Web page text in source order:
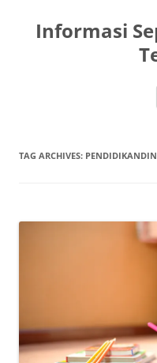
content
Informasi
TAG ARCHIVES: